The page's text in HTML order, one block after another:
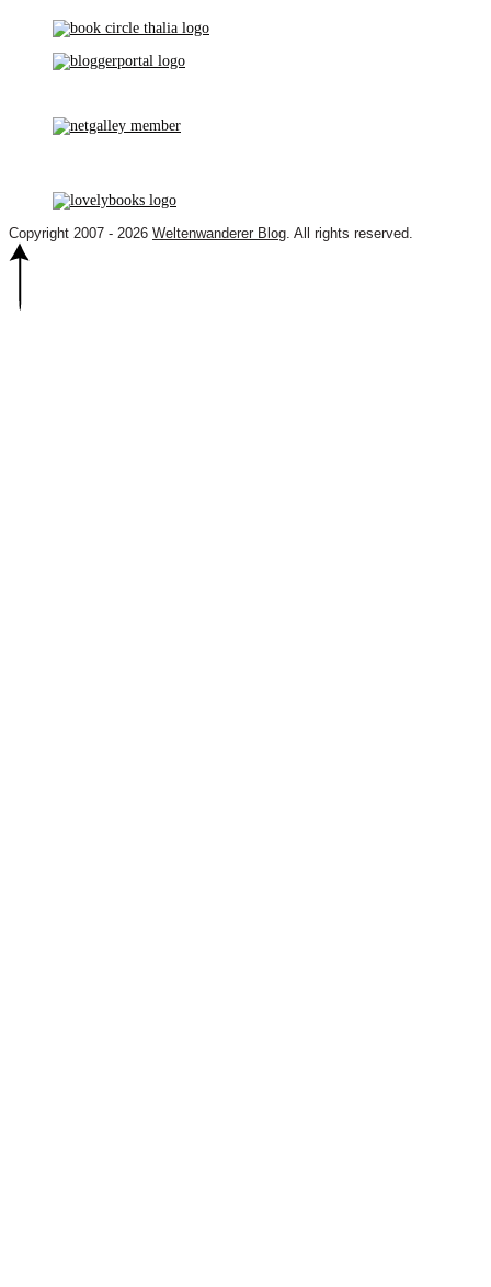
Copyright 2007 - 2026 Weltenwanderer Blog . All rights reserved.